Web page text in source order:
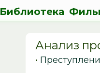
Библиотека
Анализ
•